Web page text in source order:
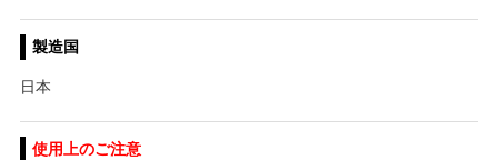
製造国
日本
使用上のご注意